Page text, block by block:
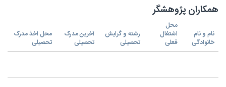
همکاران پژوهشگر
نام و نام
خانوادگی
محل
اشتغال
فعلی
رشته و گرایش
تحصیلی
آخرین مدرک
تحصیلی
محل اخذ مدرک
تحصیلی